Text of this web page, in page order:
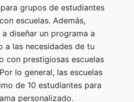
grupos de estudiantes
escuelas. Además,
diseñar un programa a
a las necesidades de tu
con prestigiosas escuelas
lo general, las escuelas
de 10 estudiantes para
personalizado.